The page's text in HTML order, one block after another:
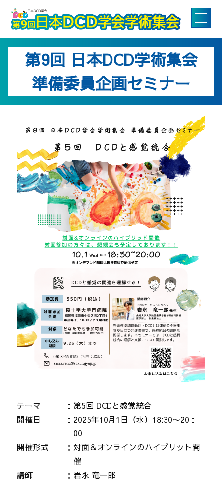
第9回 日本DCD学術集会
準備委員企画セミナー
テーマ
第5回 DCDと感覚統合
開催日
2025年10月1日（水）18:30〜20：
00
開催形式
対面＆オンラインのハイブリット開
催
講師
岩永 竜一郎